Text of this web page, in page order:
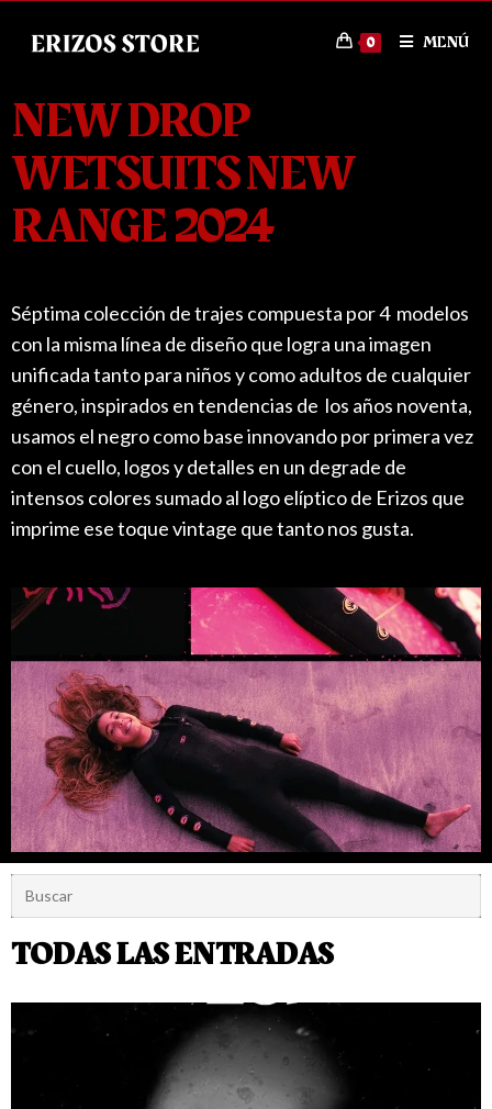
0 MENÚ
NEW DROP
WETSUITS NEW
RANGE 2024
Séptima colección de trajes compuesta por 4 modelos
con la misma línea de diseño que logra una imagen
unificada tanto para niños y como adultos de cualquier
género, inspirados en tendencias de los años noventa,
usamos el negro como base innovando por primera vez
con el cuello, logos y detalles en un degrade de
intensos colores sumado al logo elíptico de Erizos que
imprime ese toque vintage que tanto nos gusta.
TODAS LAS ENTRADAS